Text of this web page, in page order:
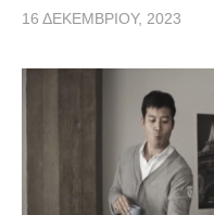
16 ΔΕΚΕΜΒΡΊΟΥ, 2023